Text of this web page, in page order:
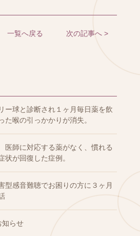
一覧へ戻る 次の記事へ >
ー球と診断され１ヶ月毎日薬を飲
た喉の引っかかりが消失。
師に対応する薬がなく、慣れる
状が回復した症例。
型感音難聴でお困りの方に３ヶ月
知らせ